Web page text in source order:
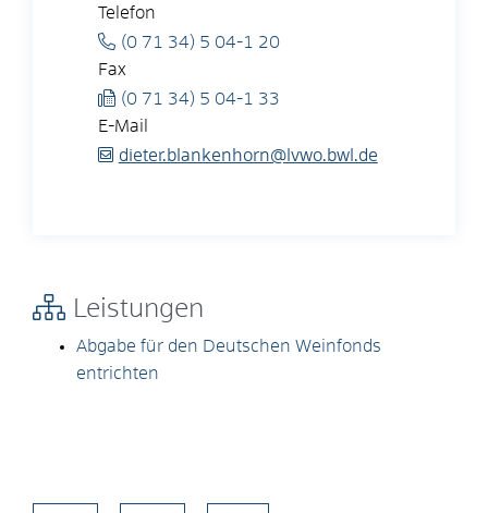
Telefon
(0 71 34) 5 04-1 20
Fax
(0 71 34) 5 04-1 33
E-Mail
dieter.blankenhorn@lvwo.bwl.de
Leistungen
Abgabe für den Deutschen Weinfonds
entrichten